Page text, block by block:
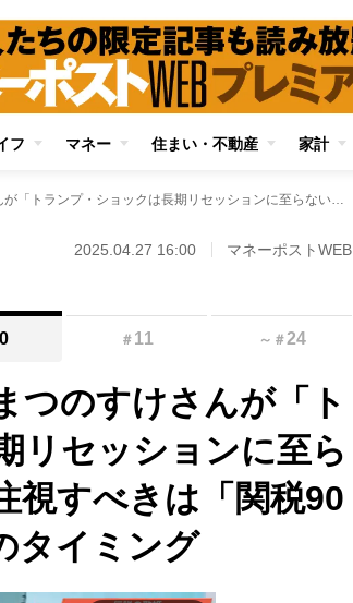
フ マネー 住まい・不動産 家計
資産約10億円の億り人まつのすけさんが「トランプ・ショックは長期リセッションに至らない」と考える根拠 注視すべきは「関税90日間停止」の期限切れのタイミング
2025.04.27 16:00 マネーポストWEB
＃ 11 ～ ＃24
つのすけさんが「ト
リセッションに至ら
すべきは「関税90
タイミング